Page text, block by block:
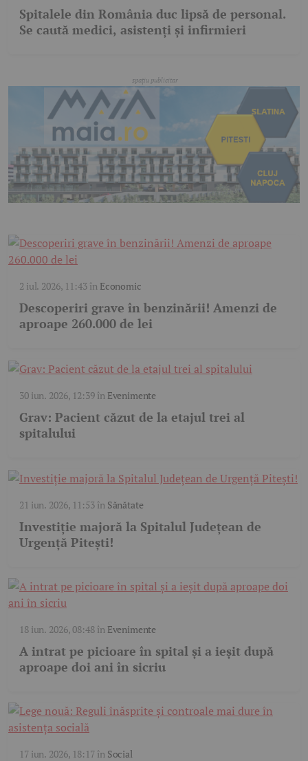
Spitalele din România duc lipsă de personal.
Se caută medici, asistenți și infirmieri
2 iul. 2026, 11:43în Economic
Descoperiri grave în benzinării! Amenzi de
aproape 260.000 de lei
30 iun. 2026, 12:39în Evenimente
Grav: Pacient căzut de la etajul trei al
spitalului
21 iun. 2026, 11:53în Sănătate
Investiție majoră la Spitalul Județean de
Urgență Pitești!
18 iun. 2026, 08:48în Evenimente
A intrat pe picioare în spital și a ieșit după
aproape doi ani în sicriu
17 iun. 2026, 18:17în Social